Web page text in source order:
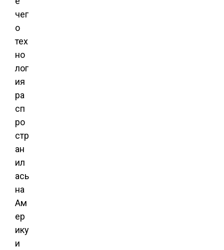
чег
о
тех
но
лог
ия
ра
сп
ро
стр
ан
ил
ась
на
Ам
ер
ику
и